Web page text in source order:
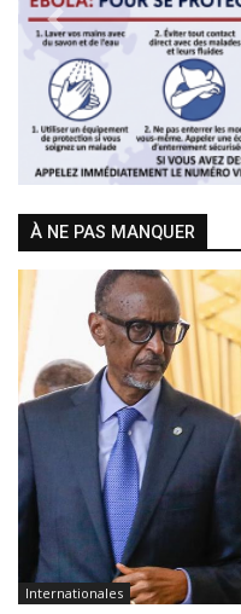
Previous
À NE PAS MANQUER
Internationales